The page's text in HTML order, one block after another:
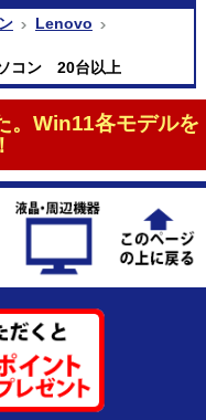
Lenovo
コン 20台以上
。Win11各モデルを